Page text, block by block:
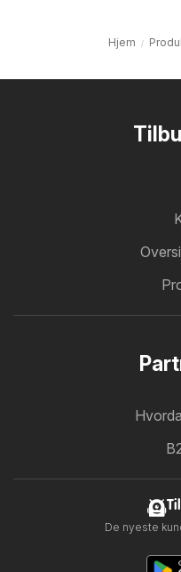
Hjem
De nyeste